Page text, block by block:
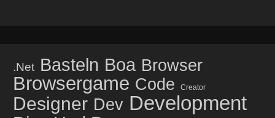
.net Basteln Boa Browser
Browsergame Code Creator
Designer Dev Development